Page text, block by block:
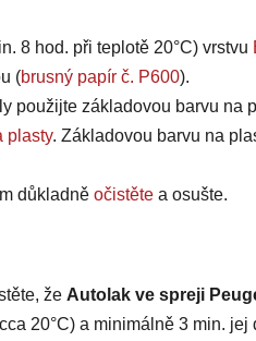
8 hod. při teplotě 20°C) vrstvu
(brusný papír č. P600).
použijte základovou barvu na
plasty. Základovou barvu na
důkladně očistěte a osušte.
že Autolak ve spreji
20°C) a minimálně 3 min. jej